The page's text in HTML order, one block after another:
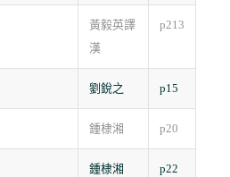
黃毅英譯
漢
p213
劉銳之 p15
鍾棣湘 p20
鍾棣湘 p22